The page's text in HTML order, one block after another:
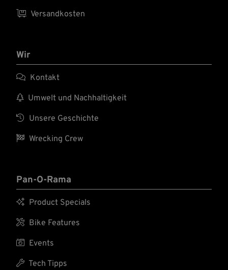
 Versandkosten
Wir
 Kontakt
 Umwelt und Nachhaltigkeit
 Unsere Geschichte
 Wrecking Crew
Pan-O-Rama
 Product Specials
 Bike Features
 Events
 Tech Tipps